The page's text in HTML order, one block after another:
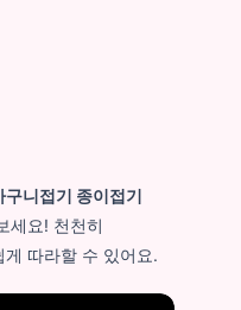
구니접기 종이접기
세요! 천천히
따라할 수 있어요.